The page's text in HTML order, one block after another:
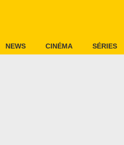
NEWS CINÉMA SÉRIES